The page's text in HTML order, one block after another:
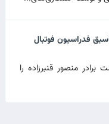
فدراسیون فوتبال
منصور قنبرزاده را